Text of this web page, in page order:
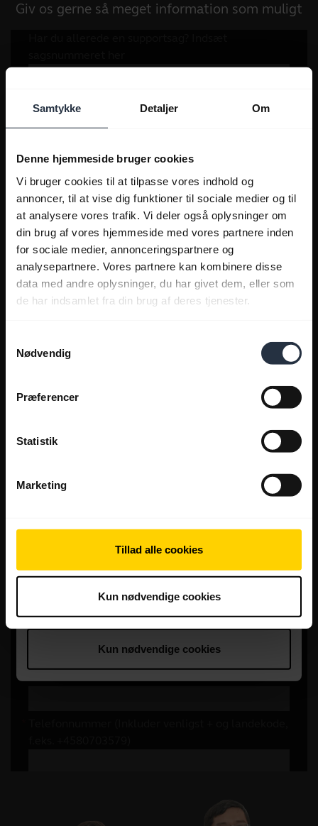
Samtykke Detaljer Om
Denne hjemmeside bruger cookies
Vi bruger cookies til at tilpasse vores indhold og
annoncer, til at vise dig funktioner til sociale medier og til
at analysere vores trafik. Vi deler også oplysninger om
din brug af vores hjemmeside med vores partnere inden
for sociale medier, annonceringspartnere og
analysepartnere. Vores partnere kan kombinere disse
data med andre oplysninger, du har givet dem, eller som
de har indsamlet fra din brug af deres tjenester.
Nødvendig
Præferencer
Statistik
Marketing
Tillad alle cookies
Kun nødvendige cookies
Giv os gerne så meget information som muligt